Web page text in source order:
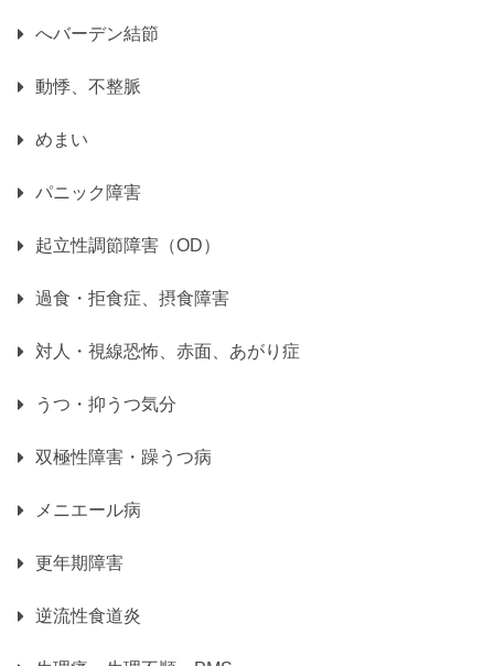
へバーデン結節
動悸、不整脈
めまい
パニック障害
起立性調節障害（OD）
過食・拒食症、摂食障害
対人・視線恐怖、赤面、あがり症
うつ・抑うつ気分
双極性障害・躁うつ病
メニエール病
更年期障害
逆流性食道炎